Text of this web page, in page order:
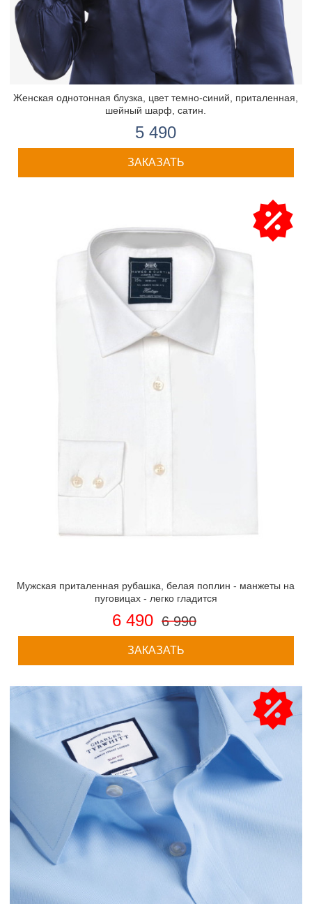
Женская однотонная блузка, цвет темно-синий, приталенная,
шейный шарф, сатин.
5 490
ЗАКАЗАТЬ
Мужская приталенная рубашка, белая поплин - манжеты на
пуговицах - легко гладится
6 490 6 990
ЗАКАЗАТЬ